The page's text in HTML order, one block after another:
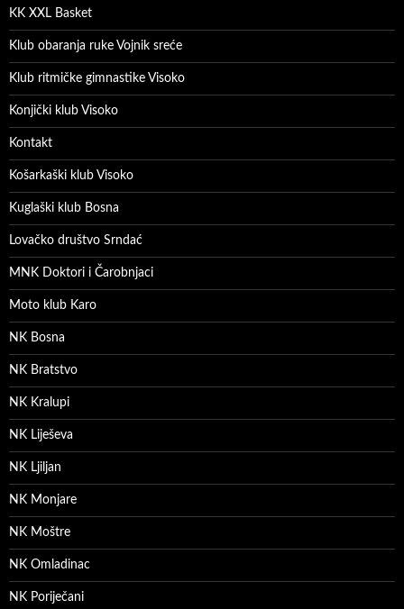
KK XXL Basket
Klub obaranja ruke Vojnik sreće
Klub ritmičke gimnastike Visoko
Konjički klub Visoko
Kontakt
Košarkaški klub Visoko
Kuglaški klub Bosna
Lovačko društvo Srndać
MNK Doktori i Čarobnjaci
Moto klub Karo
NK Bosna
NK Bratstvo
NK Kralupi
NK Liješeva
NK Ljiljan
NK Monjare
NK Moštre
NK Omladinac
NK Poriječani